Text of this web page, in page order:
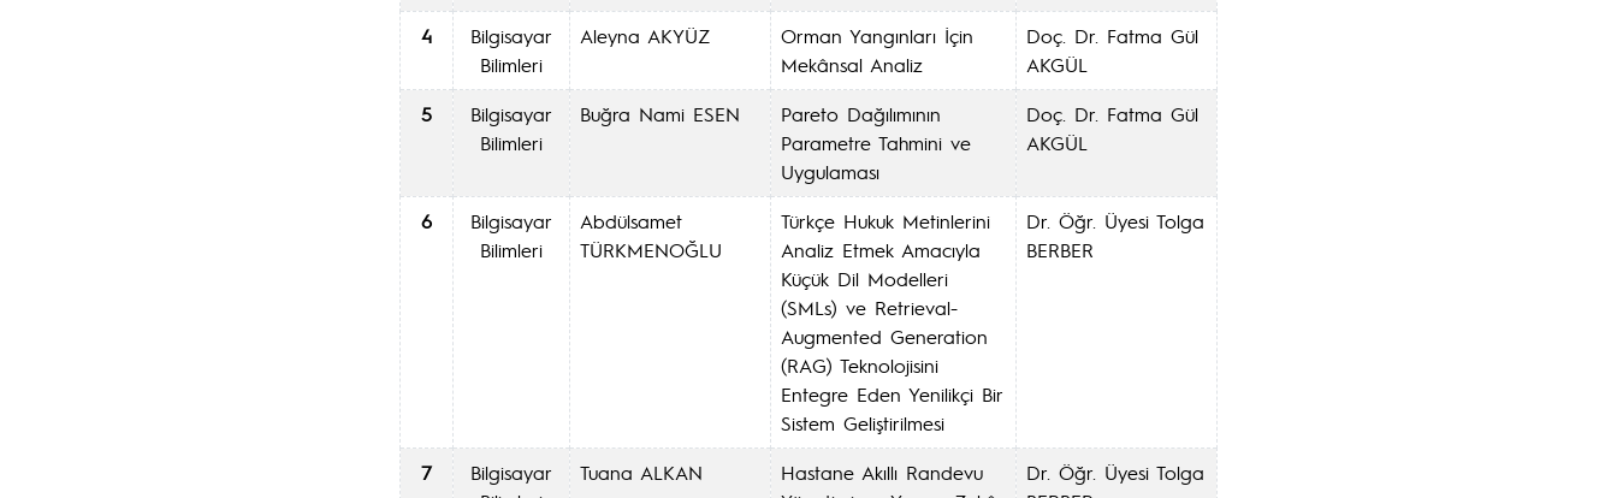
4
Bilgisayar
Bilimleri
Aleyna AKYÜZ
Orman Yangınları İçin
Mekânsal Analiz
Doç. Dr. Fatma Gül
AKGÜL
5
Bilgisayar
Bilimleri
Buğra Nami ESEN
Pareto Dağılımının
Parametre Tahmini ve
Uygulaması
Doç. Dr. Fatma Gül
AKGÜL
6
Bilgisayar
Bilimleri
Abdülsamet
TÜRKMENOĞLU
Türkçe Hukuk Metinlerini
Analiz Etmek Amacıyla
Küçük Dil Modelleri
(SMLs) ve Retrieval-
Augmented Generation
(RAG) Teknolojisini
Entegre Eden Yenilikçi Bir
Sistem Geliştirilmesi
Dr. Öğr. Üyesi Tolga
BERBER
7
Bilgisayar
Tuana ALKAN
Hastane Akıllı Randevu
Dr. Öğr. Üyesi Tolga